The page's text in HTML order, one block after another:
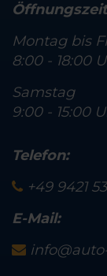
Montag bis
8:00 - 18:00
Samstag
9:00 - 15:00
Telefon:
+49 9421
E-Mail: